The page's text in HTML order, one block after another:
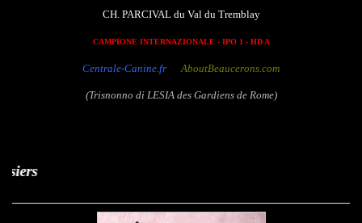
CH. PARCIVAL du Val du Tremblay
CAMPIONE INTERNAZIONALE - IPO 1 - HD A
Centrale-Canine.fr AboutBeaucerons.com
(Trisnonno di LESIA des Gardiens de Rome)